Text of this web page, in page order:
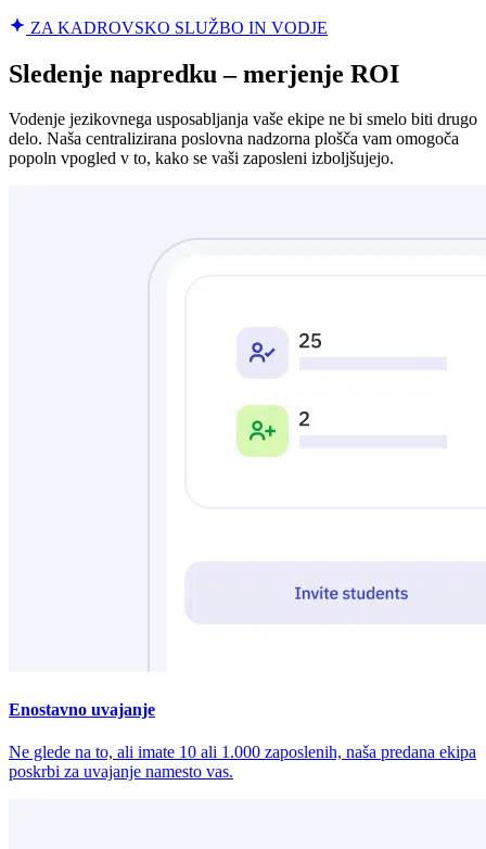
ZA KADROVSKO SLUŽBO IN VODJE
Sledenje napredku – merjenje ROI
Vodenje jezikovnega usposabljanja vaše ekipe ne bi smelo biti drugo
delo. Naša centralizirana poslovna nadzorna plošča vam omogoča
popoln vpogled v to, kako se vaši zaposleni izboljšujejo.
Enostavno uvajanje
Ne glede na to, ali imate 10 ali 1.000 zaposlenih, naša predana ekipa
poskrbi za uvajanje namesto vas.